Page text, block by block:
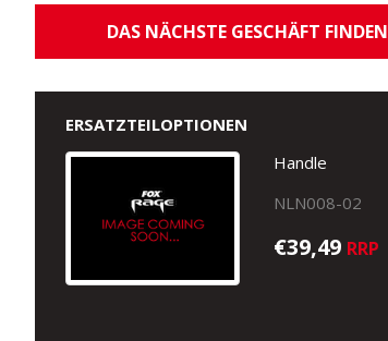
DAS NÄCHSTE GESCHÄFT FINDEN
ERSATZTEILOPTIONEN
Handle
NLN008-02
€39,49 RRP